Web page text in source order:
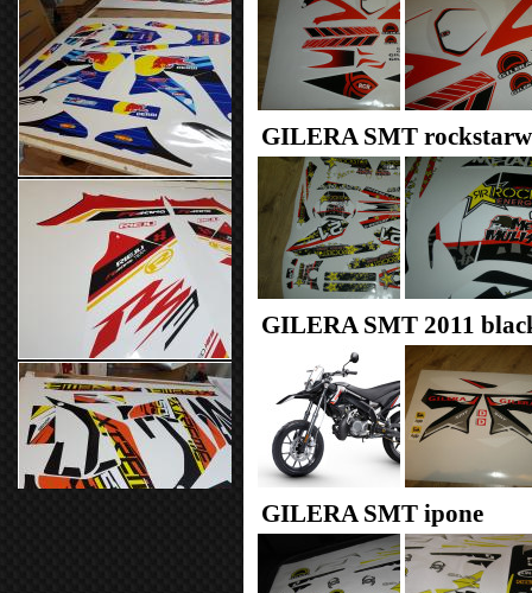
GILERA SMT
GILERA SMT 2011
GILERA SMT ipone